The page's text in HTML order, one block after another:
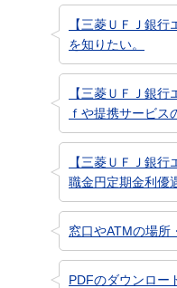
【三菱ＵＦＪ銀
を知りたい。
【三菱ＵＦＪ銀
ｆや提携サービス
【三菱ＵＦＪ銀
職金円定期金利優
窓口やATMの場所
PDFのダウンロー